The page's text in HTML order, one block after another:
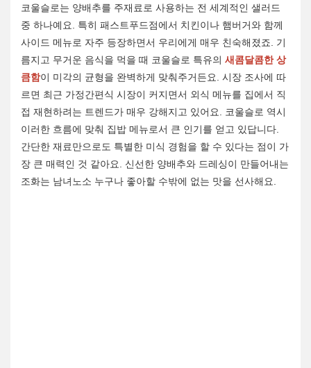
코울슬로는 양배추를 주재료로 사용하는 전 세계적인 샐러드
중 하나예요. 특히 패스트푸드점에서 치킨이나 햄버거와 함께
사이드 메뉴로 자주 등장하면서 우리에게 매우 친숙해졌죠. 기
름지고 무거운 음식을 먹을 때 코울슬로 특유의 새콤달콤한 상
큼함이 미각의 균형을 완벽하게 맞춰주거든요. 시장 조사에 따
르면 최근 가정간편식 시장이 커지면서 외식 메뉴를 집에서 직
접 재현하려는 트렌드가 매우 강해지고 있어요. 코울슬로 역시
이러한 흐름에 맞춰 집밥 메뉴로서 큰 인기를 얻고 있답니다.
간단한 재료만으로도 특별한 미식 경험을 할 수 있다는 점이 가
장 큰 매력인 것 같아요. 신선한 양배추와 드레싱이 만들어내는
조화는 남녀노소 누구나 좋아할 수밖에 없는 맛을 선사해요.